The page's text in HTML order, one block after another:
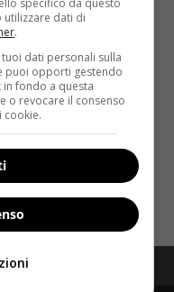
posizioni di
ore al giorno...
Privacy Policy
dati di
.
dati personali sulla
puoi opporti gestendo
in fondo a questa
o revocare il consenso
cookie.